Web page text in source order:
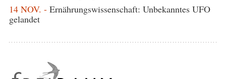
14 NOV. - Ernährungswissenschaft: Unbekanntes UFO
gelandet